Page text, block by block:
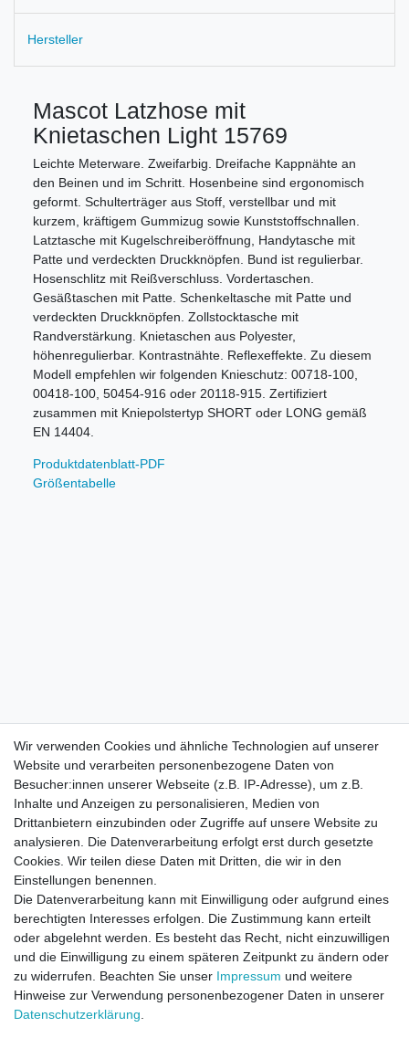
Hersteller
Mascot Latzhose mit
Knietaschen Light 15769
Leichte Meterware. Zweifarbig. Dreifache Kappnähte an
den Beinen und im Schritt. Hosenbeine sind ergonomisch
geformt. Schulterträger aus Stoff, verstellbar und mit
kurzem, kräftigem Gummizug sowie Kunststoffschnallen.
Latztasche mit Kugelschreiberöffnung, Handytasche mit
Patte und verdeckten Druckknöpfen. Bund ist regulierbar.
Hosenschlitz mit Reißverschluss. Vordertaschen.
Gesäßtaschen mit Patte. Schenkeltasche mit Patte und
verdeckten Druckknöpfen. Zollstocktasche mit
Randverstärkung. Knietaschen aus Polyester,
höhenregulierbar. Kontrastnähte. Reflexeffekte. Zu diesem
Modell empfehlen wir folgenden Knieschutz: 00718-100,
00418-100, 50454-916 oder 20118-915. Zertifiziert
zusammen mit Kniepolstertyp SHORT oder LONG gemäß
EN 14404.
Produktdatenblatt-PDF
Größentabelle
Direktkontakt per Telefon unter 04331 / 4928-910
Wir verwenden Cookies und ähnliche Technologien auf unserer
Website und verarbeiten personenbezogene Daten von
Besucher:innen unserer Webseite (z.B. IP-Adresse), um z.B.
Inhalte und Anzeigen zu personalisieren, Medien von
Drittanbietern einzubinden oder Zugriffe auf unsere Website zu
analysieren. Die Datenverarbeitung erfolgt erst durch gesetzte
Cookies. Wir teilen diese Daten mit Dritten, die wir in den
Einstellungen benennen.
Die Datenverarbeitung kann mit Einwilligung oder aufgrund eines
berechtigten Interesses erfolgen. Die Zustimmung kann erteilt
oder abgelehnt werden. Es besteht das Recht, nicht einzuwilligen
und die Einwilligung zu einem späteren Zeitpunkt zu ändern oder
zu widerrufen. Beachten Sie unser Impressum und weitere
Hinweise zur Verwendung personenbezogener Daten in unserer
Daten­schutz­erklärung